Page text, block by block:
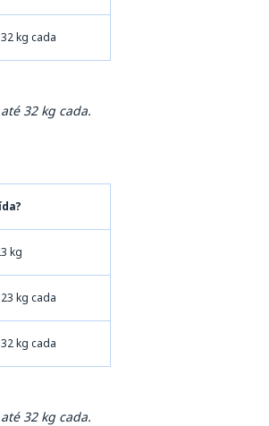
kg cada
32 kg cada.
kg
kg cada
kg cada
32 kg cada.